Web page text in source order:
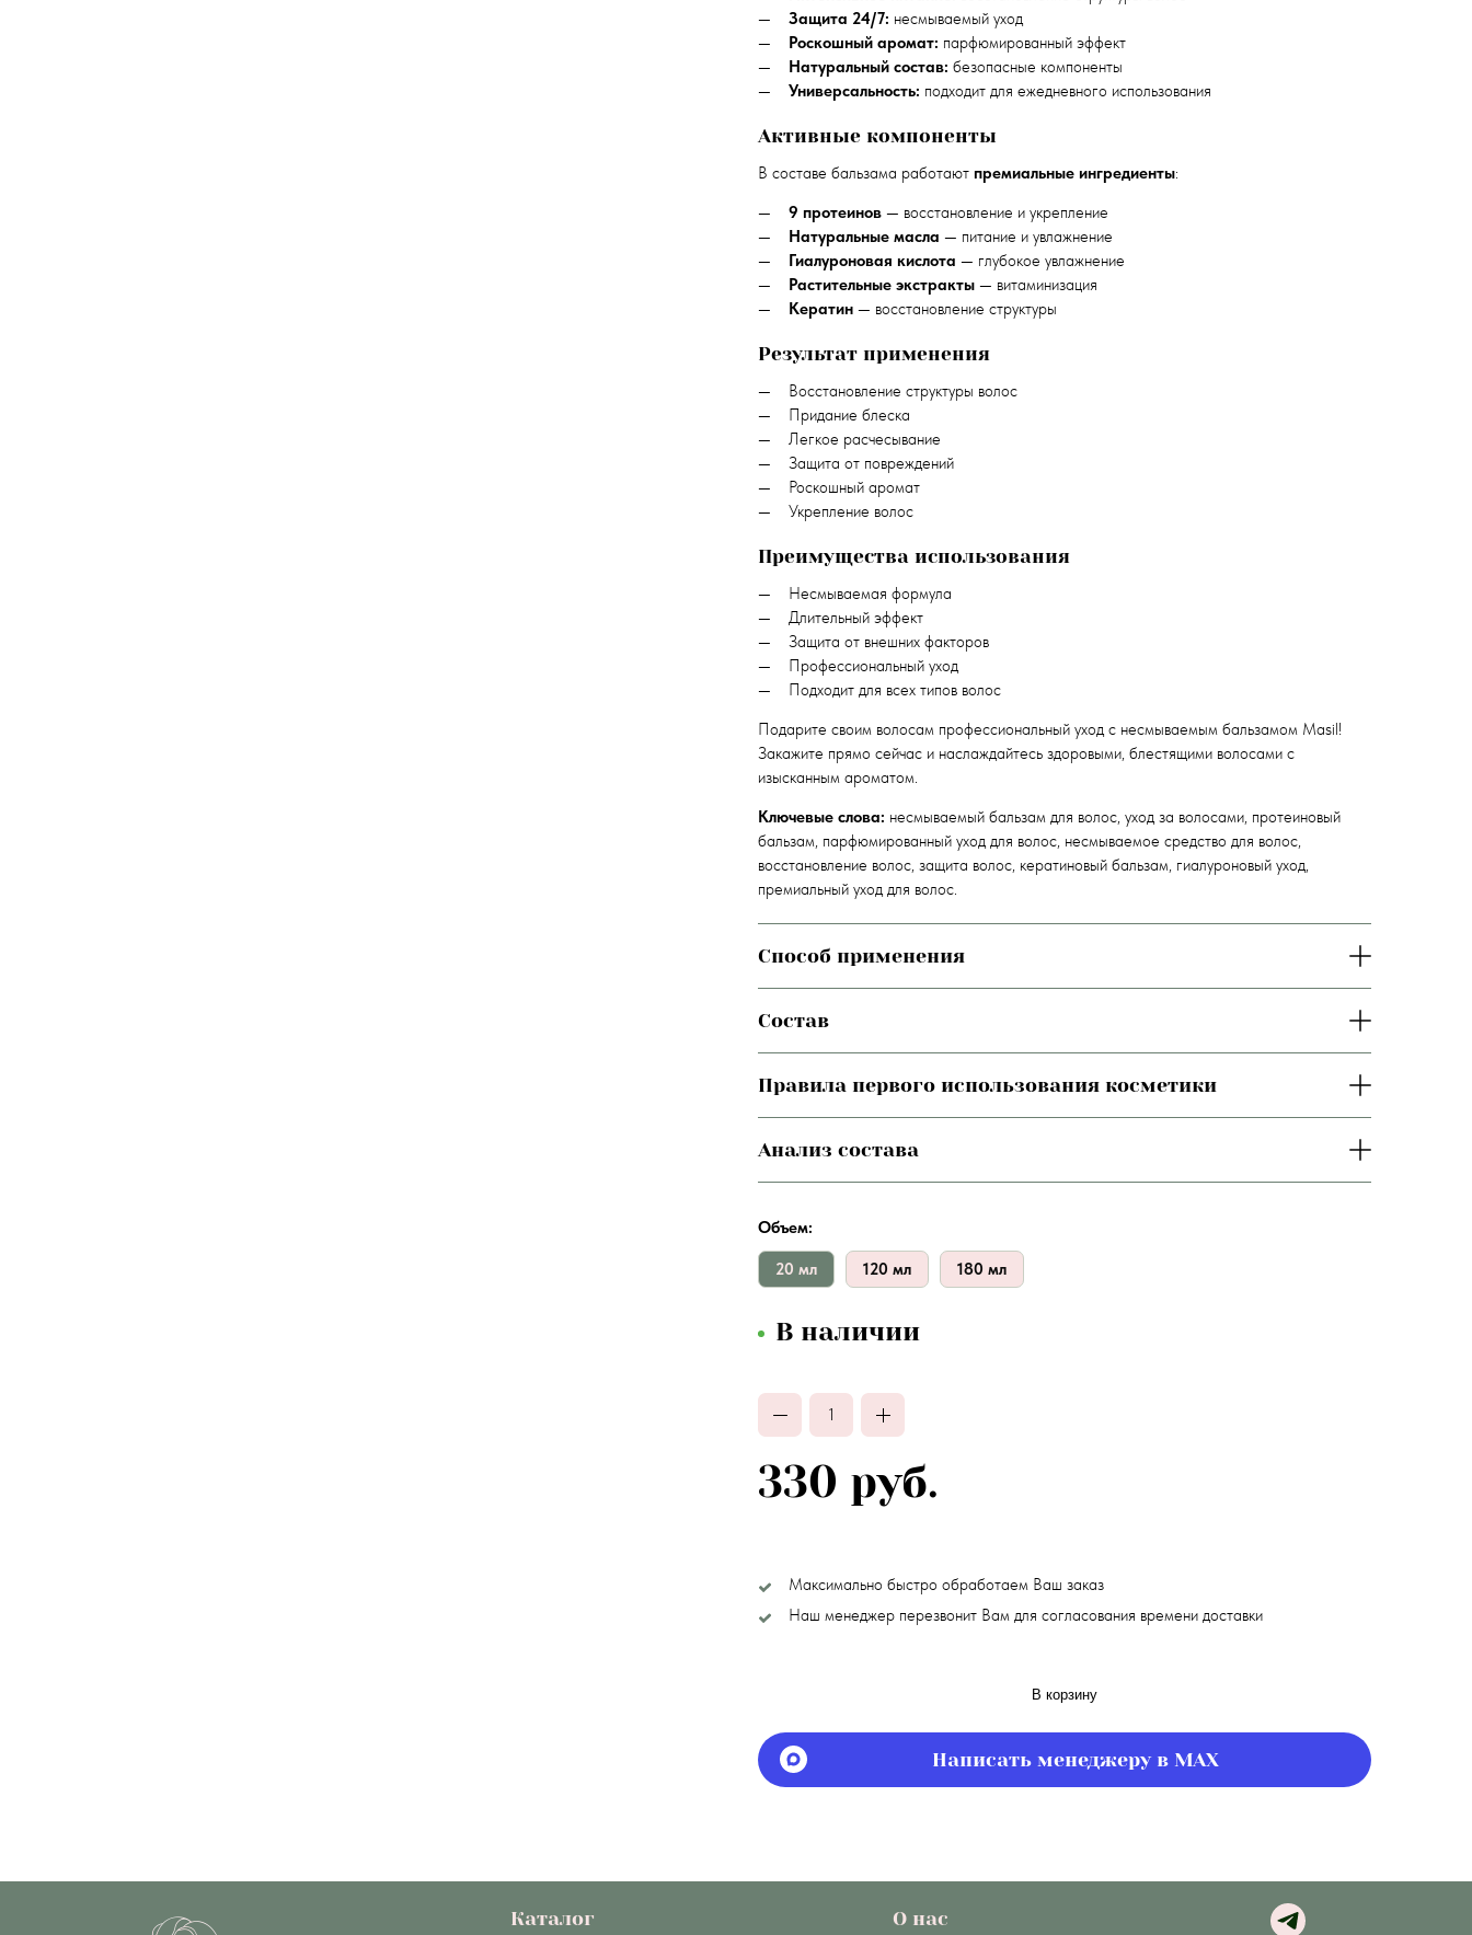
Защита 24/7: несмываемый уход
Роскошный аромат: парфюмированный эффект
Натуральный состав: безопасные компоненты
Универсальность: подходит для ежедневного использования
Активные компоненты
В составе бальзама работают премиальные ингредиенты:
9 протеинов— восстановление и укрепление
Натуральные масла — питание и увлажнение
Гиалуроновая кислота — глубокое увлажнение
Растительные экстракты— витаминизация
Кератин— восстановление структуры
Результат применения
Восстановление структуры волос
Придание блеска
Легкое расчесывание
Защита от повреждений
Роскошный аромат
Укрепление волос
Преимущества использования
Несмываемая формула
Длительный эффект
Защита от внешних факторов
Профессиональный уход
Подходит для всех типов волос
Подарите своим волосам профессиональный уход с несмываемым бальзамом Masil!
Закажите прямо сейчас и наслаждайтесь здоровыми, блестящими волосами с
изысканным ароматом.
Ключевые слова: несмываемый бальзам для волос, уход за волосами, протеиновый
бальзам, парфюмированный уход для волос, несмываемое средство для волос,
восстановление волос, защита волос, кератиновый бальзам, гиалуроновый уход,
премиальный уход для волос.
Способ применения
Состав
Правила первого использования косметики
Анализ состава
Объем:
20 мл 120 мл 180 мл
В наличии
330 руб.
Максимально быстро обработаем Ваш заказ
Наш менеджер перезвонит Вам для согласования времени доставки
В корзину
Написать менеджеру в MAX
Каталог О нас